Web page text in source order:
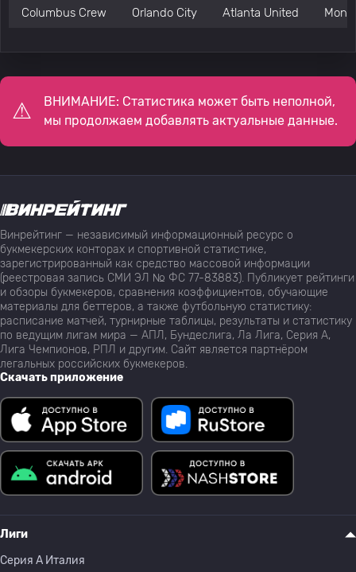
Columbus Crew Orlando City Atlanta United
ВНИМАНИЕ: Статистика может быть неполной,
мы продолжаем добавлять актуальные данные.
Винрейтинг — независимый информационный ресурс о
букмекерских конторах и спортивной статистике,
зарегистрированный как средство массовой информации
(реестровая запись СМИ ЭЛ № ФС 77-83883). Публикует рейтинги
и обзоры букмекеров, сравнения коэффициентов, обучающие
материалы для беттеров, а также футбольную статистику:
расписание матчей, турнирные таблицы, результаты и статистику
по ведущим лигам мира — АПЛ, Бундеслига, Ла Лига, Серия А,
Лига Чемпионов, РПЛ и другим. Сайт является партнёром
легальных российских букмекеров.
Скачать приложение
Лиги
Серия A Италия